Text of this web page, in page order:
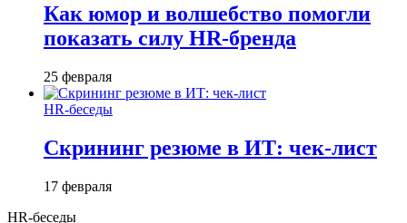
Как юмор и волшебство помогли
показать силу HR-бренда
25 февраля
HR-беседы
Скрининг резюме в ИТ: чек-лист
17 февраля
HR-беседы